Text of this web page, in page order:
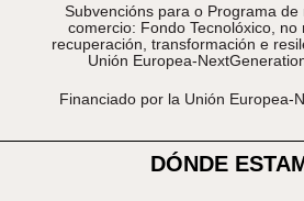
Subvencións para o Programa
comercio: Fondo Tecnolóxico, no
recuperación, transformación e
Unión Europea-
Financiado por la Unión Europea-
DÓNDE